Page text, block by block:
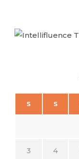
S S
3 4